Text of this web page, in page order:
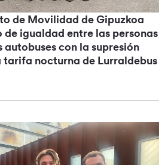
de Movilidad de Gipuzkoa
igualdad entre las personas
autobuses con la supresión
tarifa nocturna de Lurraldebus